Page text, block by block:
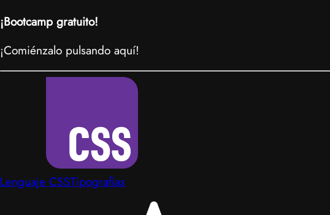
¡Bootcamp gratuito!
¡Comiénzalo pulsando aquí!
Lenguaje CSSTipografías